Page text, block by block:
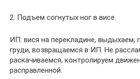
2. Подъем согнутых ног в висе.
ИП: вися на перекладине, выдыхаем,
груди, возвращаемся в ИП. Не
раскачиваемся, контролируем
расправленной.